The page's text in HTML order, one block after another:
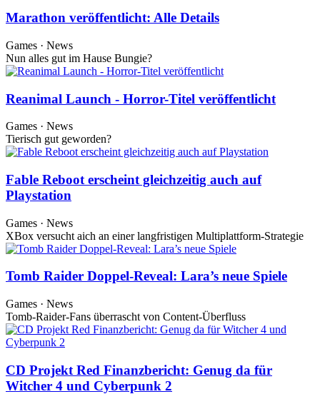
Marathon veröffentlicht: Alle Details
Games · News
Nun alles gut im Hause Bungie?
Reanimal Launch - Horror-Titel veröffentlicht
Games · News
Tierisch gut geworden?
Fable Reboot erscheint gleichzeitig auch auf
Playstation
Games · News
XBox versucht aich an einer langfristigen Multiplattform-Strategie
Tomb Raider Doppel-Reveal: Lara’s neue Spiele
Games · News
Tomb-Raider-Fans überrascht von Content-Überfluss
CD Projekt Red Finanzbericht: Genug da für
Witcher 4 und Cyberpunk 2